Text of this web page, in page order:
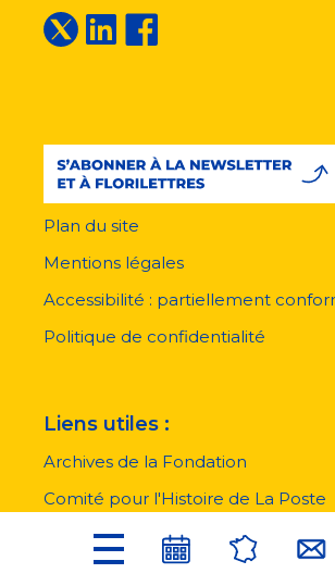
Menu
pied
page
Plan du site
Mentions légales
Accessibilité : partiellement
Politique de confidentialité
Liens utiles :
Archives de la Fondation
Comité pour l'Histoire de La Poste
Musée de La Poste